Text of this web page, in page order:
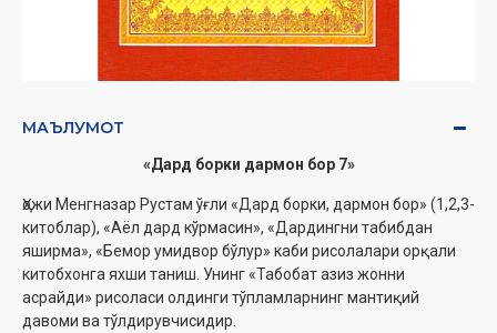
МАЪЛУМОТ
«Дард борки дармон бор 7»
Ҳожи Менгназар Рустам ўғли «Дард борки, дармон бор» (1,2,3-
китоблар), «Аёл дард кўрмасин», «Дардингни табибдан
яширма», «Бемор умидвор бўлур» каби рисолалари орқали
китобхонга яхши таниш. Унинг «Табобат азиз жонни
асрайди» рисоласи олдинги тўпламларнинг мантиқий
давоми ва тўлдирувчисидир.